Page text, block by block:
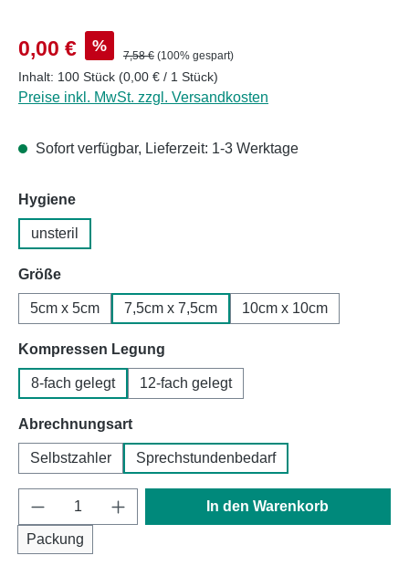
Verkaufspreis:
0,00 € % Regulärer Preis:
7,58 € (100% gespart)
Inhalt: 100 Stück (0,00 € / 1 Stück)
Preise inkl. MwSt. zzgl. Versandkosten
Sofort verfügbar, Lieferzeit: 1-3 Werktage
Hygieneauswählen
unsteril
Größeauswählen
5cm x 5cm 7,5cm x 7,5cm 10cm x 10cm
Kompressen Legung
8-fach gelegt 12-fach gelegt
Abrechnungsartauswählen
Selbstzahler Sprechstundenbedarf
Produkt Anzahl: Gib den gewünschten
Packung
In den Warenkorb